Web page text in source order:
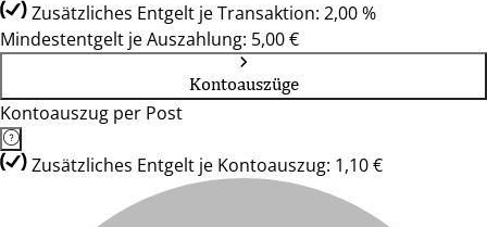
Zusätzliches Entgelt je Transaktion: 2,00 %
Mindestentgelt je Auszahlung: 5,00 €
Kontoauszüge
Kontoauszug per Post
Zusätzliches Entgelt je Kontoauszug: 1,10 €